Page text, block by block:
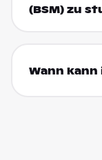
(BSM) zu
Wann